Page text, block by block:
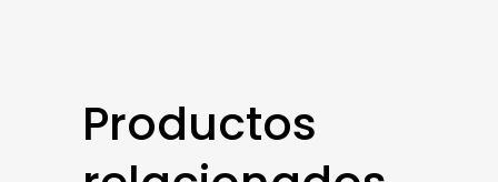
Productos